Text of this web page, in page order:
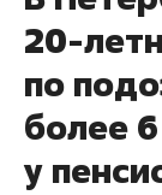
20-
по
более
у